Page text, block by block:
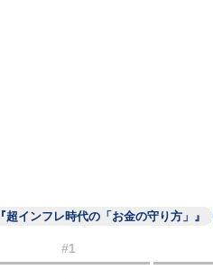
『超インフレ時代の「お金の守り方」』
#1